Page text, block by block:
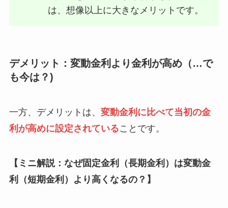
は、想像以上に大きなメリットです。
デメリット：変動金利より金利が高め（…で
も今は？)
一方、デメリットは、 変動金利に比べて当初の金
利が高めに設定されていることです。
【ミニ解説：なぜ固定金利（長期金利）は変動金
利（短期金利）より高くなるの？】